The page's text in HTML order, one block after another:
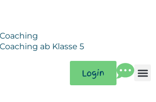
ab Klasse 5
Login